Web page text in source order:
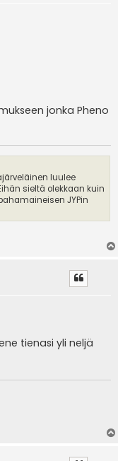
jonka Pheno
luulee
sieltä olekkaan kuin
JYPin
tienasi yli neljä